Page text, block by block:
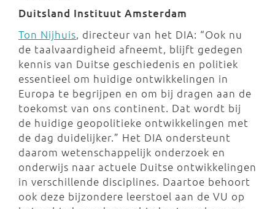
Duitsland Instituut Amsterdam
Ton Nijhuis, directeur van het DIA: “Ook nu
de taalvaardigheid afneemt, blijft gedegen
kennis van Duitse geschiedenis en politiek
essentieel om huidige ontwikkelingen in
Europa te begrijpen en om bij dragen aan de
toekomst van ons continent. Dat wordt bij
de huidige geopolitieke ontwikkelingen met
de dag duidelijker.” Het DIA ondersteunt
daarom wetenschappelijk onderzoek en
onderwijs naar actuele Duitse ontwikkelingen
in verschillende disciplines. Daartoe behoort
ook deze bijzondere leerstoel aan de VU op